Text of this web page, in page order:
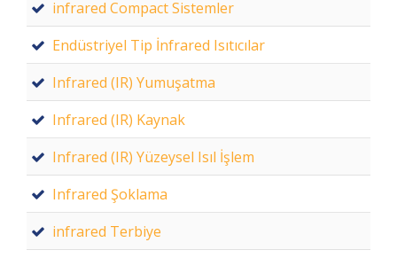
infrared Compact Sistemler
Endüstriyel Tip İnfrared Isıtıcılar
Infrared (IR) Yumuşatma
Infrared (IR) Kaynak
Infrared (IR) Yüzeysel Isıl İşlem
Infrared Şoklama
infrared Terbiye